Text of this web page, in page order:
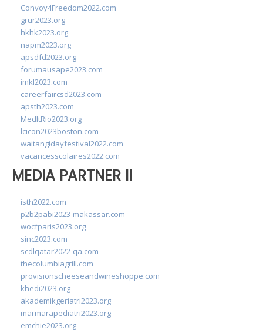
Convoy4Freedom2022.com
grur2023.org
hkhk2023.org
napm2023.org
apsdfd2023.org
forumausape2023.com
imkl2023.com
careerfaircsd2023.com
apsth2023.com
MedItRio2023.org
lcicon2023boston.com
waitangidayfestival2022.com
vacancesscolaires2022.com
MEDIA PARTNER II
isth2022.com
p2b2pabi2023-makassar.com
wocfparis2023.org
sinc2023.com
scdlqatar2022-qa.com
thecolumbiagrill.com
provisionscheeseandwineshoppe.com
khedi2023.org
akademikgeriatri2023.org
marmarapediatri2023.org
emchie2023.org